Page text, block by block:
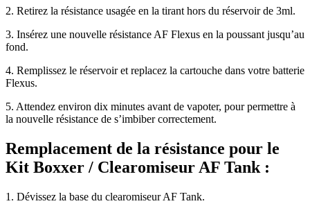
2. Retirez la résistance usagée en la tirant hors du réservoir de 3ml.
3. Insérez une nouvelle résistance AF Flexus en la poussant jusqu’au
fond.
4. Remplissez le réservoir et replacez la cartouche dans votre batterie
Flexus.
5. Attendez environ dix minutes avant de vapoter, pour permettre à
la nouvelle résistance de s’imbiber correctement.
Remplacement de la résistance pour le
Kit Boxxer / Clearomiseur AF Tank :
1. Dévissez la base du clearomiseur AF Tank.